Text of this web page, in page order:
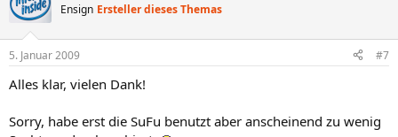
Ensign Ersteller dieses Themas
5. Januar 2009 #7
Alles klar, vielen Dank!
Sorry, habe erst die SuFu benutzt aber anscheinend zu wenig